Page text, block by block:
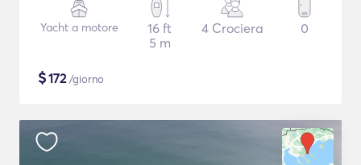
Yacht a motore
16 ft
5 m
4 Crociera 0
$172/giorno